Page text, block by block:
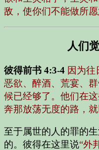
敌，使你们不能做所
人们
彼得前书 4:3-4 因为往
恶欲、醉酒、荒宴、
候已经够了。他们在
奔那放荡无度的路，就
至于属世的人的罪的
的。彼得在这里说“外